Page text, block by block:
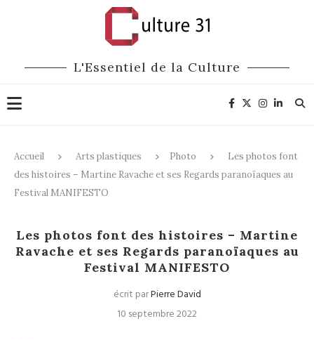
L'Essentiel de la Culture
Accueil Arts plastiques Photo
Les photos font
des histoires – Martine Ravache et ses Regards paranoïaques au
Festival MANIFESTO
Les photos font des histoires – Martine
Ravache et ses Regards paranoïaques au
Festival MANIFESTO
écrit parPierre David
10 septembre 2022